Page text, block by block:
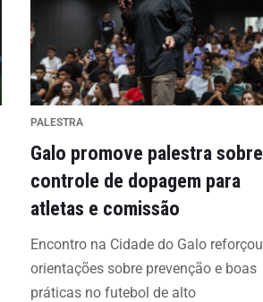
PALESTRA
Galo promove palestra sobre
controle de dopagem para
atletas e comissão
Encontro na Cidade do Galo reforçou
orientações sobre prevenção e boas
práticas no futebol de alto